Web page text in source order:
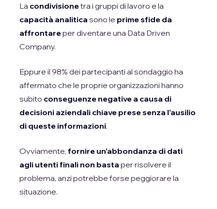
La condivisionetra i gruppi di lavoro e la
capacità analitica sono le prime sfide da
affrontareper diventare una Data Driven
Company.
Eppure il 98% dei partecipanti al sondaggio ha
affermato che le proprie organizzazioni hanno
subito conseguenze negative a causa di
decisioni aziendali chiave prese senza l'ausilio
di queste informazioni.
Ovviamente, fornire un'abbondanza di dati
agli utenti finali non basta per risolvere il
problema, anzi potrebbe forse peggiorare la
situazione.